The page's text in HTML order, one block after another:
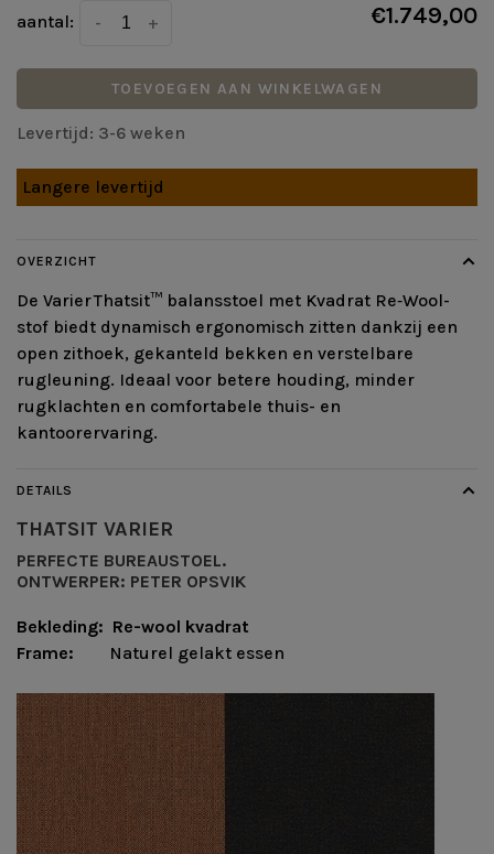
aantal: +
- €1.749,00
TOEVOEGEN AAN WINKELWAGEN
Levertijd: 3-6 weken
Langere levertijd
OVERZICHT
De Varier Thatsit™ balansstoel met Kvadrat Re‑Wool-
stof biedt dynamisch ergonomisch zitten dankzij een
open zithoek, gekanteld bekken en verstelbare
rugleuning. Ideaal voor betere houding, minder
rugklachten en comfortabele thuis- en
kantoorervaring.
DETAILS
THATSIT VARIER
PERFECTE BUREAUSTOEL.
ONTWERPER: PETER OPSVIK
Bekleding: Re-wool kvadrat
Frame: Naturel gelakt essen